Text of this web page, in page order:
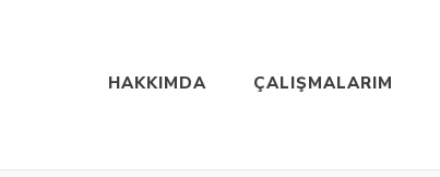
HAKKIMDA ÇALIŞMALARIM